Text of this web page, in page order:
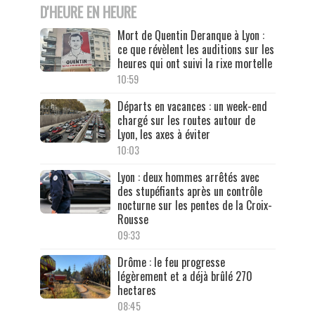
D'HEURE EN HEURE
Mort de Quentin Deranque à Lyon :
ce que révèlent les auditions sur les
heures qui ont suivi la rixe mortelle
10:59
Départs en vacances : un week-end
chargé sur les routes autour de
Lyon, les axes à éviter
10:03
Lyon : deux hommes arrêtés avec
des stupéfiants après un contrôle
nocturne sur les pentes de la Croix-
Rousse
09:33
Drôme : le feu progresse
légèrement et a déjà brûlé 270
hectares
08:45